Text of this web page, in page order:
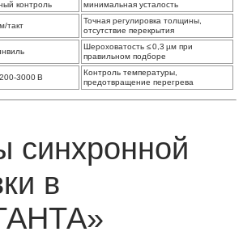
контроль
минимальная усталость
такт
Точная регулировка толщины,
отсутствие перекрытия
Шероховатость ≤ 0,3 µм при
правильном подборе
В
Контроль температуры,
предотвращение перегрева
синхронной
в